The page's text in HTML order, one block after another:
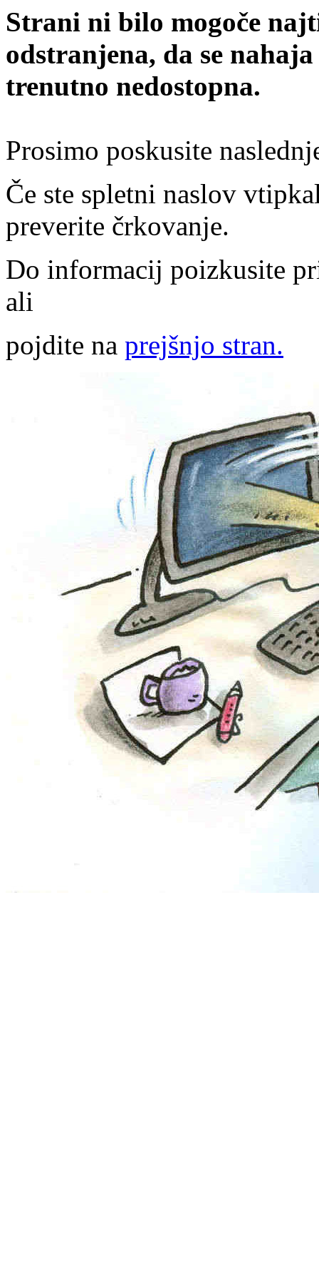
Strani ni bilo mogoče
odstranjena, da se
trenutno nedostopna.
Prosimo poskusite
Če ste spletni naslov
preverite črkovanje.
Do informacij poizkusite
ali
pojdite na prejšnjo stran.